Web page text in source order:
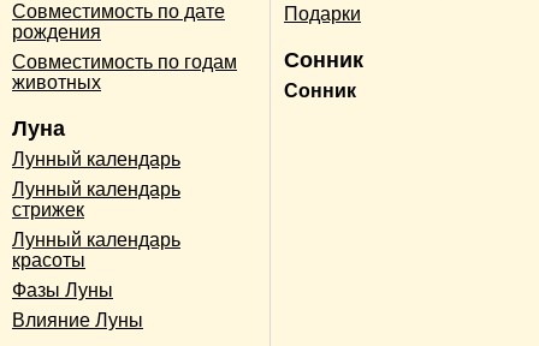
Совместимость по дате
рождения
Совместимость по годам
животных
Луна
Лунный календарь
Лунный календарь
стрижек
Лунный календарь
красоты
Фазы Луны
Влияние Луны
Подарки
Сонник
Сонник